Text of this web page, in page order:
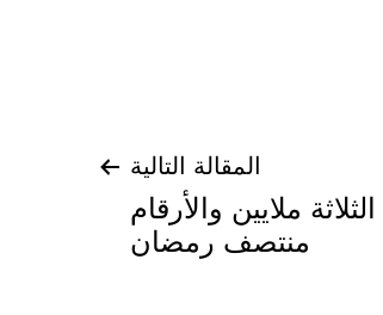
المقالة التالية
ملايين والأرقام
منتصف رمضان